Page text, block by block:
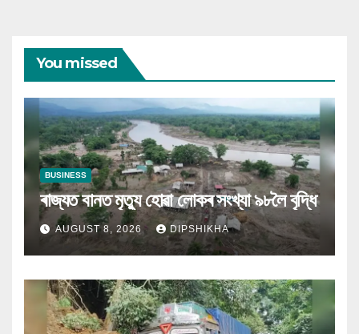
You missed
BUSINESS
ৰাজ্যত বানত মৃত্যু হোৱা লোকৰ সংখ্যা ৯৮লৈ বৃদ্ধি
AUGUST 8, 2026 DIPSHIKHA